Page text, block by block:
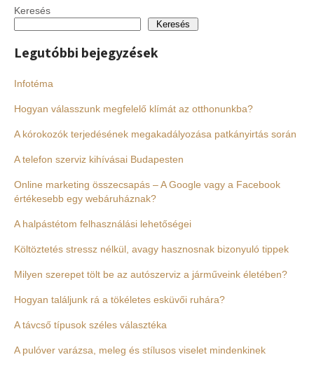
Keresés
Keresés
Legutóbbi bejegyzések
Infotéma
Hogyan válasszunk megfelelő klímát az otthonunkba?
A kórokozók terjedésének megakadályozása patkányirtás során
A telefon szerviz kihívásai Budapesten
Online marketing összecsapás – A Google vagy a Facebook
értékesebb egy webáruháznak?
A halpástétom felhasználási lehetőségei
Költöztetés stressz nélkül, avagy hasznosnak bizonyuló tippek
Milyen szerepet tölt be az autószerviz a járműveink életében?
Hogyan találjunk rá a tökéletes esküvői ruhára?
A távcső típusok széles választéka
A pulóver varázsa, meleg és stílusos viselet mindenkinek